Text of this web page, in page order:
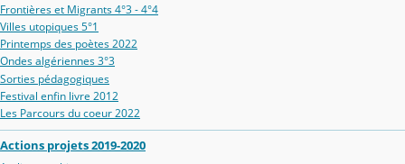
Frontières et Migrants 4°3 - 4°4
Villes utopiques 5°1
Printemps des poètes 2022
Ondes algériennes 3°3
Sorties pédagogiques
Festival enfin livre 2012
Les Parcours du coeur 2022
Actions projets 2019-2020